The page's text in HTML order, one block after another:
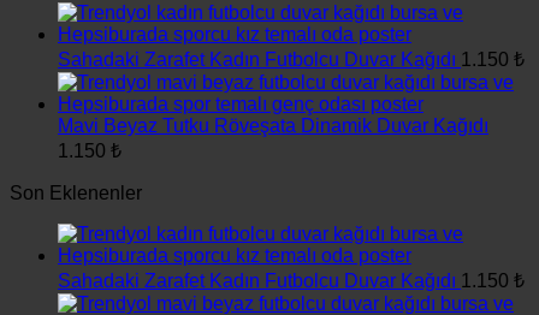
Sahadaki Zarafet Kadın Futbolcu Duvar Kağıdı 1.150 ₺
Mavi Beyaz Tutku Röveşata Dinamik Duvar Kağıdı
1.150 ₺
Son Eklenenler
Sahadaki Zarafet Kadın Futbolcu Duvar Kağıdı 1.150 ₺